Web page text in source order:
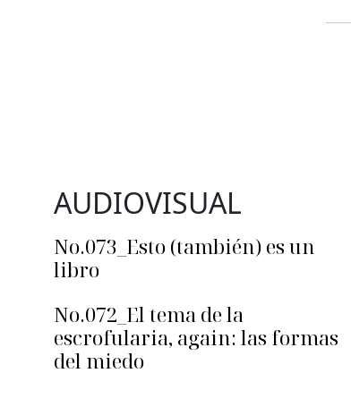
AUDIOVISUAL
No.073_Esto (también) es un
libro
No.072_El tema de la
escrofularia, again: las formas
del miedo